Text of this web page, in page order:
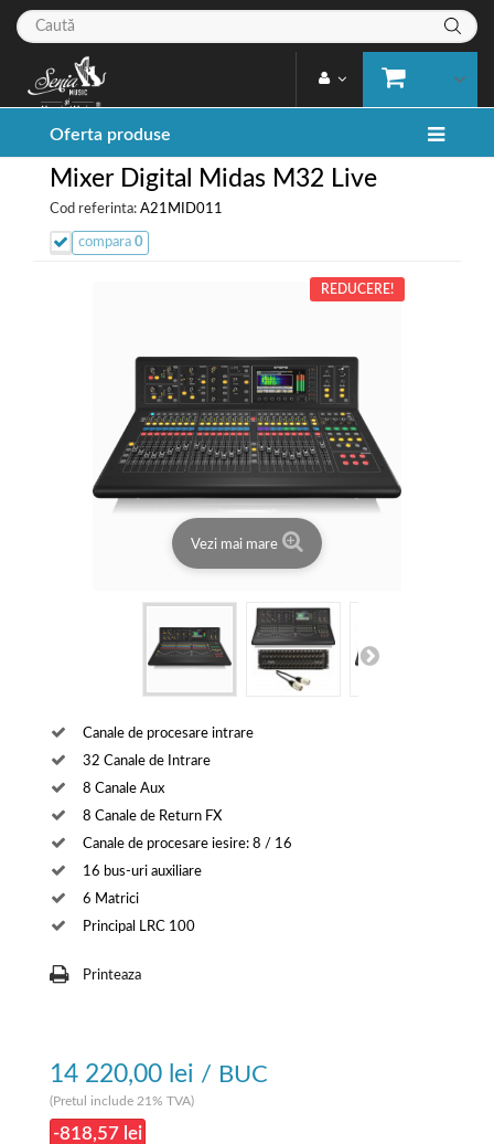
Oferta produse
Mixer Digital Midas M32 Live
Cod referinta: A21MID011
compara 0
REDUCERE!
Vezi mai mare
Canale de procesare intrare
32 Canale de Intrare
8 Canale Aux
8 Canale de Return FX
Canale de procesare iesire: 8 / 16
16 bus-uri auxiliare
6 Matrici
Principal LRC 100
Printeaza
14 220,00 lei / BUC
(Pretul include 21% TVA)
-818,57 lei